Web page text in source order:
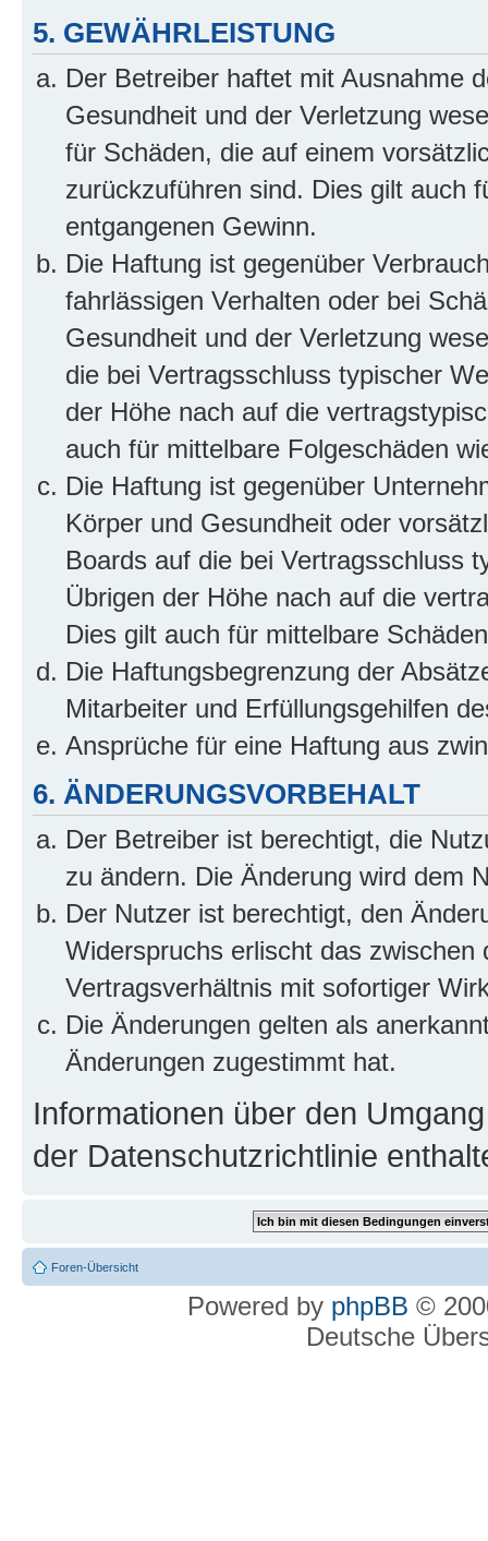
5. GEWÄHRLEISTUNG
Der Betreiber haftet mit Ausnahme
Gesundheit und der Verletzung
für Schäden, die auf einem
zurückzuführen sind. Dies gilt auch
entgangenen Gewinn.
Die Haftung ist gegenüber
fahrlässigen Verhalten oder bei
Gesundheit und der Verletzung
die bei Vertragsschluss typischer
der Höhe nach auf die
auch für mittelbare Folgeschäden
Die Haftung ist gegenüber
Körper und Gesundheit oder
Boards auf die bei Vertragsschluss
Übrigen der Höhe nach auf die
Dies gilt auch für mittelbare
Die Haftungsbegrenzung der
Mitarbeiter und Erfüllungsgehilfen
Ansprüche für eine Haftung aus
6. ÄNDERUNGSVORBEHALT
Der Betreiber ist berechtigt, die
zu ändern. Die Änderung wird dem
Der Nutzer ist berechtigt, den
Widerspruchs erlischt das
Vertragsverhältnis mit sofortiger
Die Änderungen gelten als
Änderungen zugestimmt hat.
Informationen über den
der Datenschutzrichtlinie
Foren-Übersicht
Powered by phpBB ©
Deutsche